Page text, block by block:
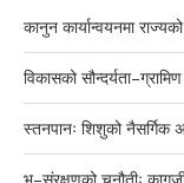
कानुन कार्यान्वयनमा
विकासको
स्तनपानः शिशुको नैसर्गिक
भू–संरक्षणको चुनौतीः